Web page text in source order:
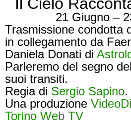
21 Giugno –
Trasmissione condotta
in collegamento da
Daniela Donati di
Parleremo del segno
suoi transiti.
Regia di Sergio Sapino.
Una produzione
Torino Web TV